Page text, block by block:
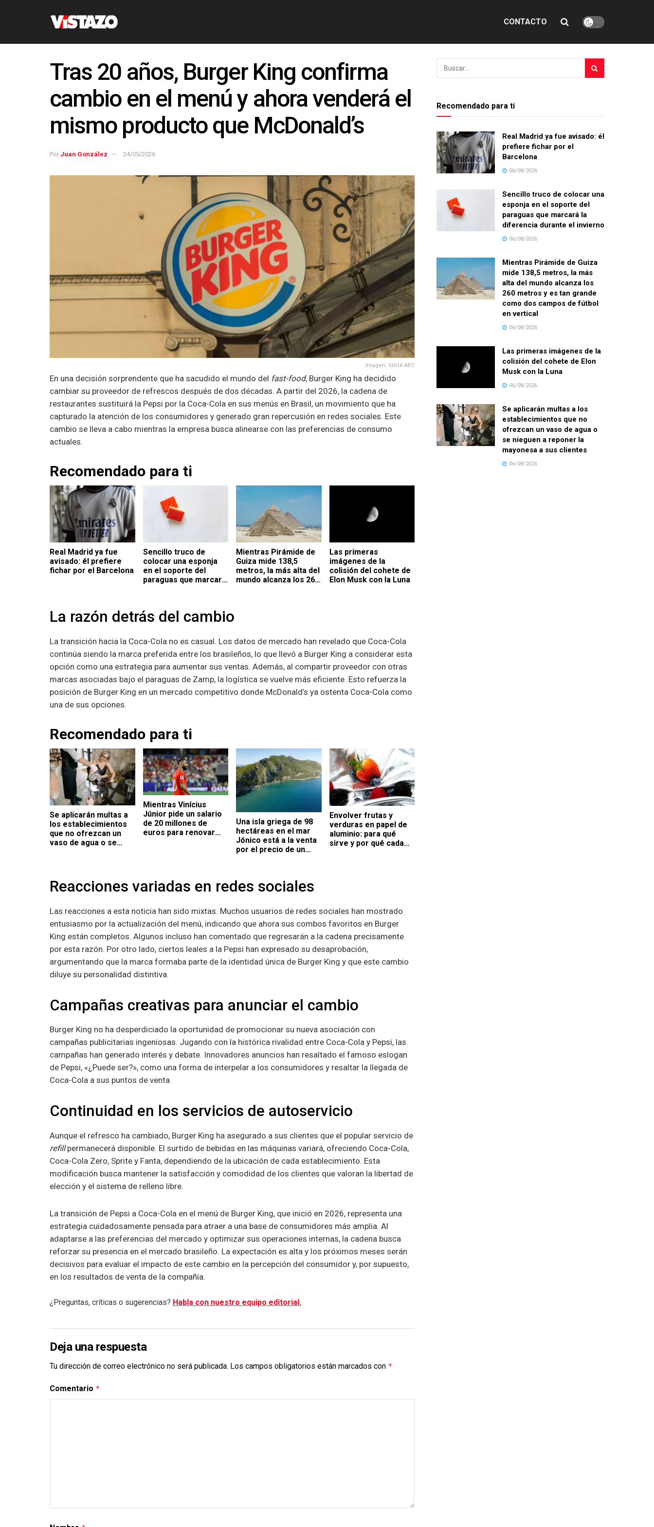
CONTACTO
Tras 20 años, Burger King confirma
cambio en el menú y ahora venderá el
mismo producto que McDonald’s
Por Juan González 24/05/2026
Imagen: SHOX ART
En una decisión sorprendente que ha sacudido el mundo del fast-food, Burger King ha decidido
cambiar su proveedor de refrescos después de dos décadas. A partir del 2026, la cadena de
restaurantes sustituirá la Pepsi por la Coca-Cola en sus menús en Brasil, un movimiento que ha
capturado la atención de los consumidores y generado gran repercusión en redes sociales. Este
cambio se lleva a cabo mientras la empresa busca alinearse con las preferencias de consumo
actuales.
Recomendado para ti
Real Madrid ya fue
avisado: él prefiere
fichar por el Barcelona
Sencillo truco de
colocar una esponja
en el soporte del
paraguas que marcará
Mientras Pirámide de
Guiza mide 138,5
metros, la más alta del
mundo alcanza los 260
Las primeras
imágenes de la
colisión del cohete de
Elon Musk con la Luna
La razón detrás del cambio
La transición hacia la Coca-Cola no es casual. Los datos de mercado han revelado que Coca-Cola
continúa siendo la marca preferida entre los brasileños, lo que llevó a Burger King a considerar esta
opción como una estrategia para aumentar sus ventas. Además, al compartir proveedor con otras
marcas asociadas bajo el paraguas de Zamp, la logística se vuelve más eficiente. Esto refuerza la
posición de Burger King en un mercado competitivo donde McDonald’s ya ostenta Coca-Cola como
una de sus opciones.
Recomendado para ti
Se aplicarán multas a
los establecimientos
que no ofrezcan un
vaso de agua o se
Mientras Vinícius
Júnior pide un salario
de 20 millones de
euros para renovar
Una isla griega de 98
hectáreas en el mar
Jónico está a la venta
por el precio de un
Envolver frutas y
verduras en papel de
aluminio: para qué
sirve y por qué cada
Reacciones variadas en redes sociales
Las reacciones a esta noticia han sido mixtas. Muchos usuarios de redes sociales han mostrado
entusiasmo por la actualización del menú, indicando que ahora sus combos favoritos en Burger
King están completos. Algunos incluso han comentado que regresarán a la cadena precisamente
por esta razón. Por otro lado, ciertos leales a la Pepsi han expresado su desaprobación,
argumentando que la marca formaba parte de la identidad única de Burger King y que este cambio
diluye su personalidad distintiva.
Campañas creativas para anunciar el cambio
Burger King no ha desperdiciado la oportunidad de promocionar su nueva asociación con
campañas publicitarias ingeniosas. Jugando con la histórica rivalidad entre Coca-Cola y Pepsi, las
campañas han generado interés y debate. Innovadores anuncios han resaltado el famoso eslogan
de Pepsi, «¿Puede ser?», como una forma de interpelar a los consumidores y resaltar la llegada de
Coca-Cola a sus puntos de venta.
Continuidad en los servicios de autoservicio
Aunque el refresco ha cambiado, Burger King ha asegurado a sus clientes que el popular servicio de
refillpermanecerá disponible. El surtido de bebidas en las máquinas variará, ofreciendo Coca-Cola,
Coca-Cola Zero, Sprite y Fanta, dependiendo de la ubicación de cada establecimiento. Esta
modificación busca mantener la satisfacción y comodidad de los clientes que valoran la libertad de
elección y el sistema de relleno libre.
La transición de Pepsi a Coca-Cola en el menú de Burger King, que inició en 2026, representa una
estrategia cuidadosamente pensada para atraer a una base de consumidores más amplia. Al
adaptarse a las preferencias del mercado y optimizar sus operaciones internas, la cadena busca
reforzar su presencia en el mercado brasileño. La expectación es alta y los próximos meses serán
decisivos para evaluar el impacto de este cambio en la percepción del consumidor y, por supuesto,
en los resultados de venta de la compañía.
¿Preguntas, críticas o sugerencias? Habla con nuestro equipo editorial.
Deja una respuesta
Tu dirección de correo electrónico no será publicada. Los campos obligatorios están marcados con *
Comentario *
Recomendado para ti
Real Madrid ya fue avisado: él
prefiere fichar por el
Barcelona
06/08/2026
Sencillo truco de colocar una
esponja en el soporte del
paraguas que marcará la
diferencia durante el invierno
06/08/2026
Mientras Pirámide de Guiza
mide 138,5 metros, la más
alta del mundo alcanza los
260 metros y es tan grande
como dos campos de fútbol
en vertical
06/08/2026
Las primeras imágenes de la
colisión del cohete de Elon
Musk con la Luna
06/08/2026
Se aplicarán multas a los
establecimientos que no
ofrezcan un vaso de agua o
se nieguen a reponer la
mayonesa a sus clientes
06/08/2026